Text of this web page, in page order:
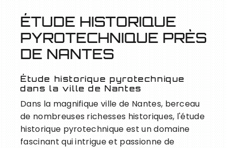
ÉTUDE HISTORIQUE
PYROTECHNIQUE PRÈS
DE NANTES
Étude historique pyrotechnique
dans la ville de Nantes
Dans la magnifique ville de Nantes, berceau
de nombreuses richesses historiques, l'étude
historique pyrotechnique est un domaine
fascinant qui intrigue et passionne de